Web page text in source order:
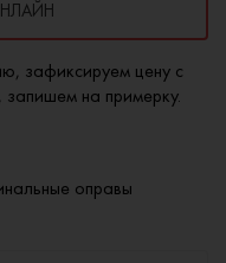
зафиксируем цену с
на примерку.
оправы